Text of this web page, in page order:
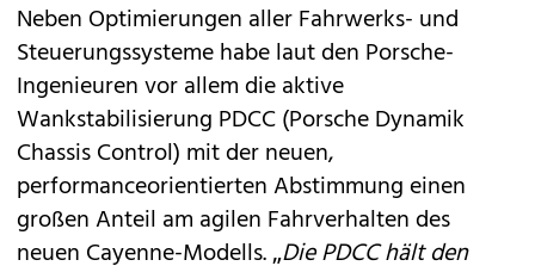
Neben Optimierungen aller Fahrwerks- und
Steuerungssysteme habe laut den Porsche-
Ingenieuren vor allem die aktive
Wankstabilisierung PDCC (Porsche Dynamik
Chassis Control) mit der neuen,
performanceorientierten Abstimmung einen
großen Anteil am agilen Fahrverhalten des
neuen Cayenne-Modells. „Die PDCC hält den